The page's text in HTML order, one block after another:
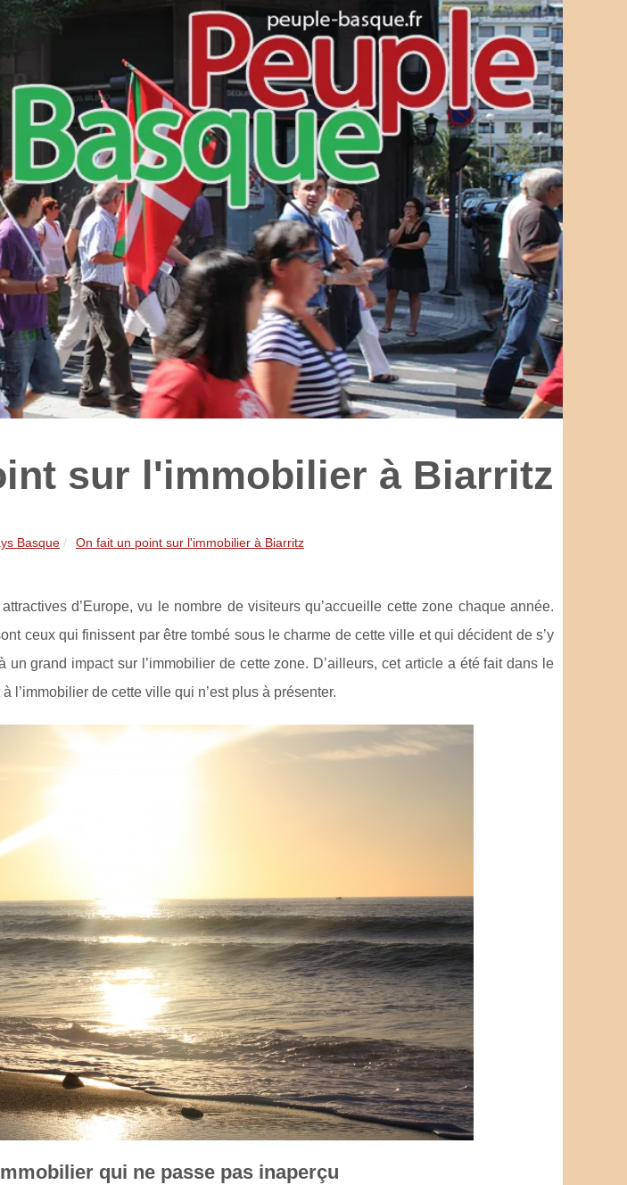
sur l'immobilier à Biarritz
Basque On fait un point sur l'immobilier à Biarritz
d’Europe, vu le nombre de visiteurs qu’accueille cette zone chaque année.
ceux qui finissent par être tombé sous le charme de cette ville et qui décident de s’y
grand impact sur l’immobilier de cette zone. D’ailleurs, cet article a été fait dans le
l’immobilier de cette ville qui n’est plus à présenter.
qui ne passe pas inaperçu